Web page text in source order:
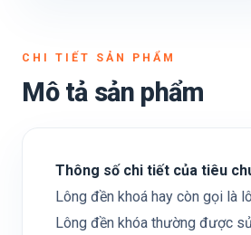
CHI TIẾT SẢN PHẨM
Mô tả sản phẩm
Thông số chi tiết của tiêu
Lông đền khoá hay còn gọi là
Lông đền khóa thường được